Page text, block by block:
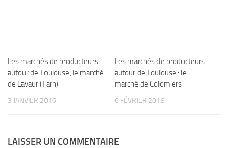
Les marchés de producteurs
autour de Toulouse, le marché
de Lavaur (Tarn)
3 JANVIER 2016
Les marchés de producteurs
autour de Toulouse : le
marché de Colomiers
6 FÉVRIER 2019
LAISSER UN COMMENTAIRE